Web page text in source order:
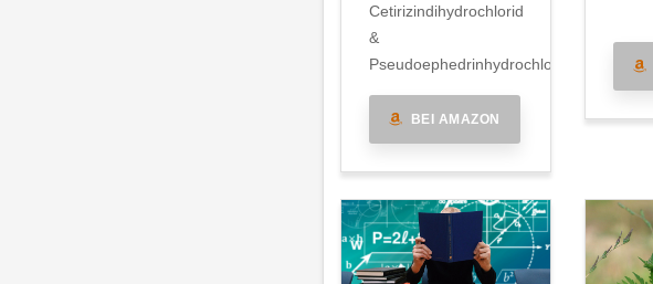
Cetirizindihydrochlorid
&
Pseudoephedrinhydrochlorid
BEI AMAZON